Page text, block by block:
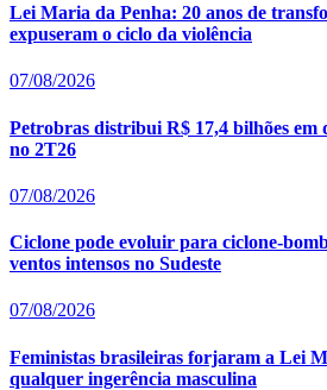
Lei Maria da Penha: 20 anos de
expuseram o ciclo da violência
07/08/2026
Petrobras distribui R$ 17,4 bilhões em
no 2T26
07/08/2026
Ciclone pode evoluir para ciclone-
ventos intensos no Sudeste
07/08/2026
Feministas brasileiras forjaram a Lei
qualquer ingerência masculina